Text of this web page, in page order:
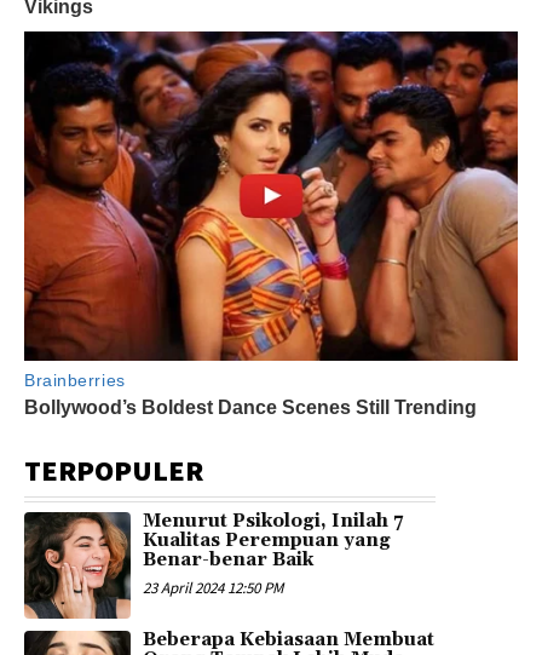
TERPOPULER
Menurut Psikologi, Inilah 7
Kualitas Perempuan yang
Benar-benar Baik
23 April 2024 12:50 PM
Beberapa Kebiasaan Membuat